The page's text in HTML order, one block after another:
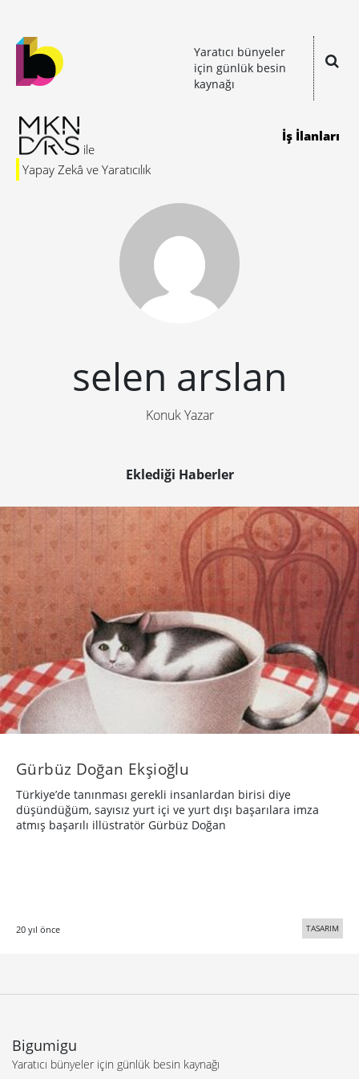
Yaratıcı bünyeler
için günlük besin
kaynağı
Yapay Zekâ ve Yaratıcılık
İş İlanları
selen arslan
Konuk Yazar
Eklediği Haberler
Gürbüz Doğan Ekşioğlu
Türkiye’de tanınması gerekli insanlardan birisi diye
düşündüğüm, sayısız yurt içi ve yurt dışı başarılara imza
atmış başarılı illüstratör Gürbüz Doğan
20 yıl önce TASARIM
Bigumigu
Yaratıcı bünyeler için günlük besin kaynağı